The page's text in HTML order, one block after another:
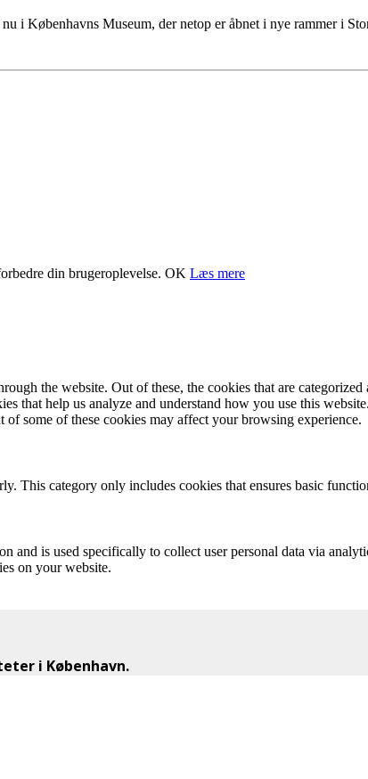
i Københavns Museum, der netop er åbnet i nye rammer i
din brugeroplevelse. OK Læs mere
the website. Out of these, the cookies that are categorized
that help us analyze and understand how you use this
some of these cookies may affect your browsing experience.
This category only includes cookies that ensures basic
is used specifically to collect user personal data via
on your website.
i København.